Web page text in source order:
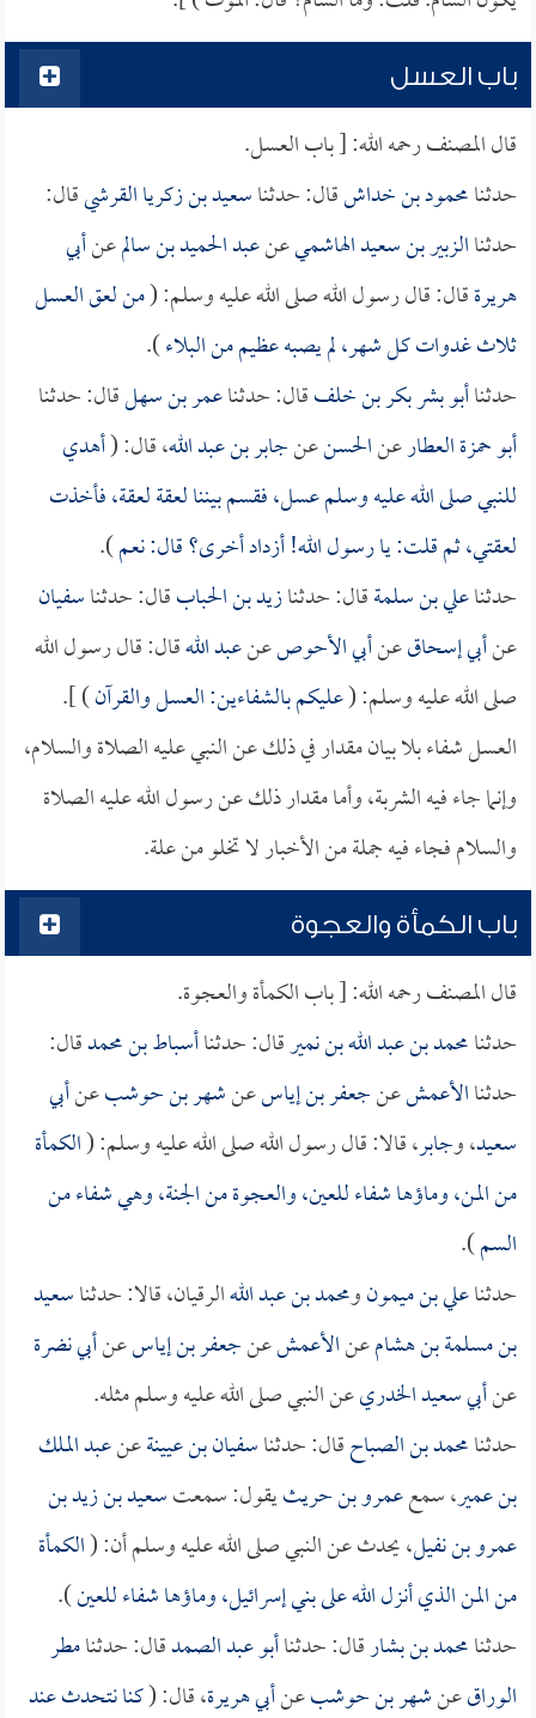
باب العسل
قال المصنف رحمه الله: [ باب العسل.
حدثنامحمود بن خداشقال: حدثناسعيد بن زكريا القرشيقال:
حدثناالزبير بن سعيد الهاشميعنعبد الحميد بن سالمعنأبي
هريرةقال: قال رسول الله صلى الله عليه وسلم: (من لعق العسل
ثلاث غدوات كل شهر، لم يصبه عظيم من البلاء).
حدثناأبو بشر بكر بن خلفقال: حدثناعمر بن سهلقال: حدثنا
أبو حمزة العطارعنالحسنعنجابر بن عبد الله، قال: (أهدي
للنبي صلى الله عليه وسلم عسل، فقسم بيننا لعقة لعقة، فأخذت
لعقتي، ثم قلت: يا رسول الله! أزداد أخرى؟ قال: نعم).
حدثناعلي بن سلمةقال: حدثنازيد بن الحبابقال: حدثناسفيان
عنأبي إسحاقعنأبي الأحوصعنعبد اللهقال: قال رسول الله
صلى الله عليه وسلم: (عليكم بالشفاءين: العسل والقرآن) ].
العسل شفاء بلا بيان مقدار في ذلك عن النبي عليه الصلاة والسلام،
وإنما جاء فيه الشربة، وأما مقدار ذلك عن رسول الله عليه الصلاة
والسلام فجاء فيه جملة من الأخبار لا تخلو من علة.
باب الكمأة والعجوة
قال المصنف رحمه الله: [ باب الكمأة والعجوة.
حدثنامحمد بن عبد الله بن نميرقال: حدثناأسباط بن محمدقال:
حدثناالأعمشعنجعفر بن إياسعنشهر بن حوشبعنأبي
سعيد، وجابر، قالا: قال رسول الله صلى الله عليه وسلم: (الكمأة
من المن، وماؤها شفاء للعين، والعجوة من الجنة، وهي شفاء من
السم).
حدثناعلي بن ميمونومحمد بن عبد اللهالرقيان، قالا: حدثناسعيد
بن مسلمة بن هشامعنالأعمشعنجعفر بن إياسعنأبي نضرة
عنأبي سعيد الخدريعن النبي صلى الله عليه وسلم مثله.
حدثنامحمد بن الصباحقال: حدثناسفيان بن عيينةعنعبد الملك
بن عمير، سمععمرو بن حريثيقول: سمعتسعيد بن زيد بن
عمرو بن نفيل، يحدث عن النبي صلى الله عليه وسلم أن: (الكمأة
من المن الذي أنزل الله على بني إسرائيل، وماؤها شفاء للعين).
حدثنامحمد بن بشارقال: حدثناأبو عبد الصمدقال: حدثنامطر
الوراقعنشهر بن حوشبعنأبي هريرة، قال: (كنا نتحدث عند